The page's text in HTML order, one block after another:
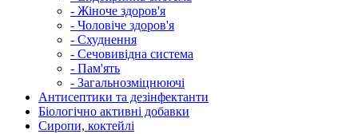
- Жіноче здоров'я
- Чоловіче здоров'я
- Схуднення
- Сечовивідна система
- Пам'ять
- Загальнозміцнюючі
Антисептики та дезінфектанти
Біологічно активні добавки
Сиропи, коктейлі